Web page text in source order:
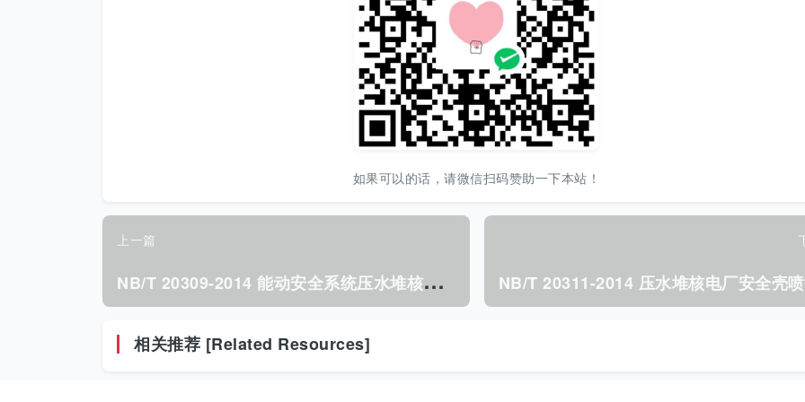
如果可以的话，请微信扫码赞助一下本站！
上一篇
N
B/T 20309-2014 能动安全系统压水堆核电厂总设计要求.pdf
相关推荐 [Related Resources]